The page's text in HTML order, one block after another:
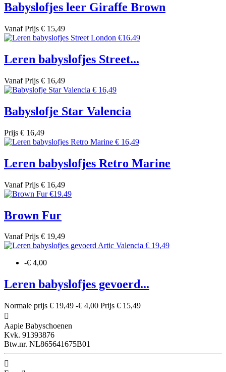
Babyslofjes leer Giraffe Brown
VanafPrijs € 15,49
Leren babyslofjes Street...
VanafPrijs € 16,49
Babyslofje Star Valencia
Prijs € 16,49
Leren babyslofjes Retro Marine
VanafPrijs € 16,49
Brown Fur
VanafPrijs € 19,49
-€ 4,00
Leren babyslofjes gevoerd...
Normale prijs € 19,49 -€ 4,00 Prijs € 15,49

Aapie Babyschoenen
Kvk. 91393876
Btw.nr. NL865641675B01
